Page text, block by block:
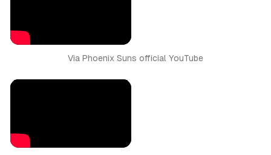
Via Phoenix Suns official YouTube